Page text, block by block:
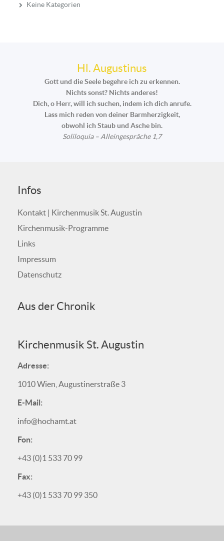
Keine Kategorien
Hl. Augustinus
Gott und die Seele begehre ich zu erkennen.
Nichts sonst? Nichts anderes!
Dich, o Herr, will ich suchen, indem ich dich anrufe.
Lass mich reden von deiner Barmherzigkeit,
obwohl ich Staub und Asche bin.
Soliloquia – Alleingespräche 1,7
Infos
Kontakt | Kirchenmusik St. Augustin
Kirchenmusik-Programme
Links
Impressum
Datenschutz
Aus der Chronik
Kirchenmusik St. Augustin
Adresse:
1010 Wien, Augustinerstraße 3
E-Mail:
info@hochamt.at
Fon:
+43 (0)1 533 70 99
Fax:
+43 (0)1 533 70 99 350